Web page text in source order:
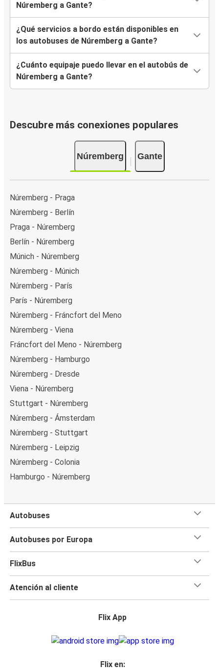
Núremberg a Gante?
¿Qué servicios a bordo están disponibles en
los autobuses de Núremberg a Gante?
¿Cuánto equipaje puedo llevar en el autobús de
Núremberg a Gante?
Descubre más conexiones populares
Núremberg Gante
Núremberg - Praga
Núremberg - Berlín
Praga - Núremberg
Berlín - Núremberg
Múnich - Núremberg
Núremberg - Múnich
Núremberg - París
París - Núremberg
Núremberg - Fráncfort del Meno
Núremberg - Viena
Fráncfort del Meno - Núremberg
Núremberg - Hamburgo
Núremberg - Dresde
Viena - Núremberg
Stuttgart - Núremberg
Núremberg - Ámsterdam
Núremberg - Stuttgart
Núremberg - Leipzig
Núremberg - Colonia
Hamburgo - Núremberg
Autobuses
Autobuses por Europa
FlixBus
Atención al cliente
Flix App
Flix en: